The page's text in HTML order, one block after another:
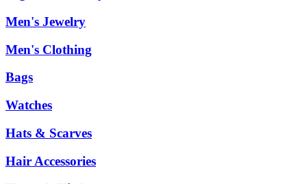
Men's Jewelry
Men's Clothing
Bags
Watches
Hats & Scarves
Hair Accessories